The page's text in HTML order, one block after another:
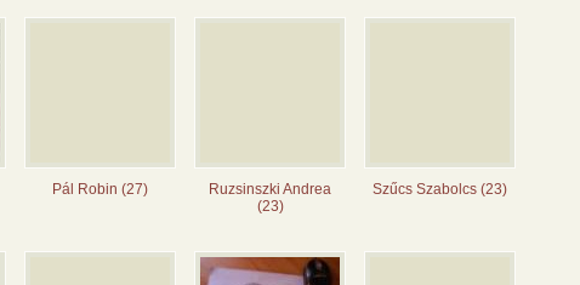
Pál Robin (27)
Ruzsinszki Andrea
(23)
Szűcs Szabolcs (23)